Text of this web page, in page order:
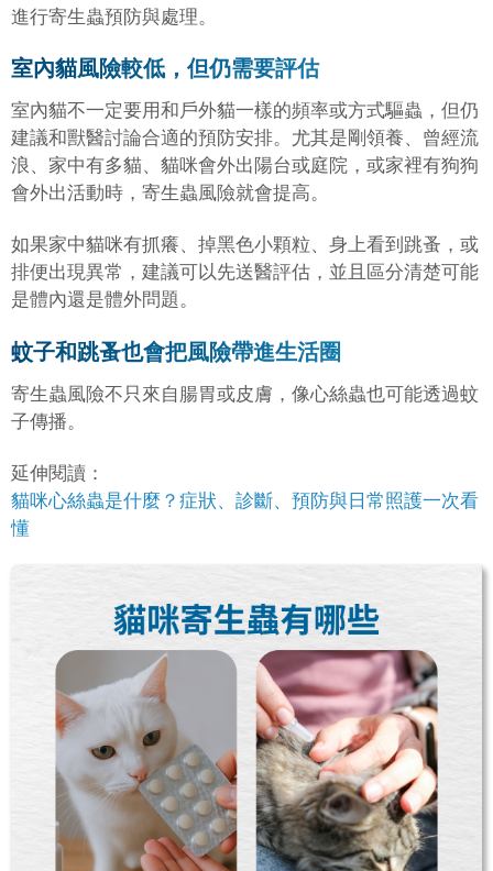
進行寄生蟲預防與處理。
室內貓風險較低，但仍需要評估
室內貓不一定要用和戶外貓一樣的頻率或方式驅蟲，但仍
建議和獸醫討論合適的預防安排。尤其是剛領養、曾經流
浪、家中有多貓、貓咪會外出陽台或庭院，或家裡有狗狗
會外出活動時，寄生蟲風險就會提高。
如果家中貓咪有抓癢、掉黑色小顆粒、身上看到跳蚤，或
排便出現異常，建議可以先送醫評估，並且區分清楚可能
是體內還是體外問題。
蚊子和跳蚤也會把風險帶進生活圈
寄生蟲風險不只來自腸胃或皮膚，像心絲蟲也可能透過蚊
子傳播。
延伸閱讀：
貓咪心絲蟲是什麼？症狀、診斷、預防與日常照護一次看
懂